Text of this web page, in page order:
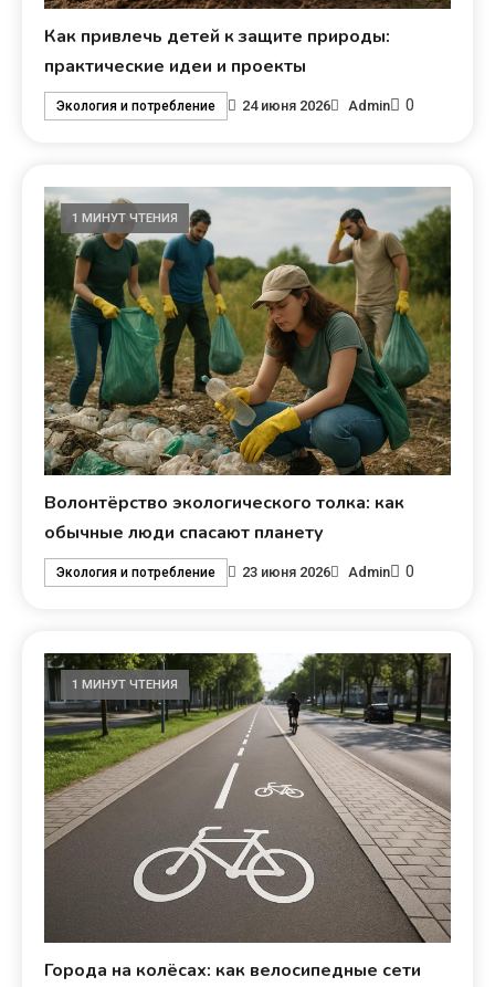
Как привлечь детей к защите природы:
практические идеи и проекты
Экология и потребление 24 июня 2026 Admin 0
1 МИНУТ ЧТЕНИЯ
Волонтёрство экологического толка: как
обычные люди спасают планету
Экология и потребление 23 июня 2026 Admin 0
1 МИНУТ ЧТЕНИЯ
Города на колёсах: как велосипедные сети